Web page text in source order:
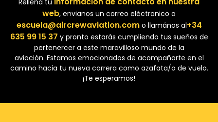
web, envianos un correo eléctronico a
escuela@aircrewaviation.como llamános al+34
635 99 15 37 y pronto estarás cumpliendo tus sueños de
pertenercer a este maravilloso mundo de la
aviación. Estamos emocionados de acompañarte en el
camino hacia tu nueva carrera como azafata/o de vuelo.
¡Te esperamos!